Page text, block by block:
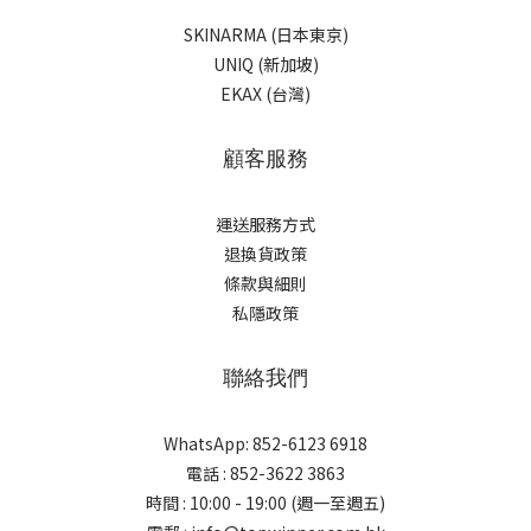
SKINARMA (日本東京)
UNIQ (新加坡)
EKAX (台灣)
顧客服務
運送服務方式
退換貨政策
條款與細則
私隱政策
聯絡我們
WhatsApp: 852-6123 6918
電話 : 852-3622 3863
時間 : 10:00 - 19:00 (週一至週五)